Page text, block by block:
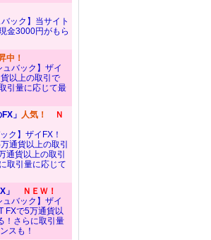
ック】当サイト
金3000円がもら
中！
ュバック】ザイ
以上の取引で
引量に応じて最
」 人気！
Ｎ
ク】ザイFX！
通貨以上の取引
通貨以上の取引
取引量に応じて
」
ＮＥＷ！
ュバック】ザイ
FXで5万通貨以
！さらに取引量
スも！